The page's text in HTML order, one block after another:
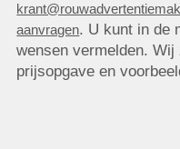
aanvragen. U kunt in de
wensen vermelden.
prijsopgave en